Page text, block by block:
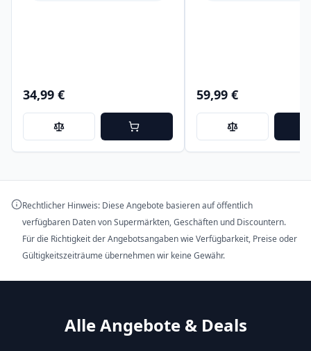
34,99 € 59,99 €
Rechtlicher Hinweis: Diese Angebote basieren auf öffentlich
verfügbaren Daten von Supermärkten, Geschäften und Discountern.
Für die Richtigkeit der Angebotsangaben wie Verfügbarkeit, Preise oder
Gültigkeitszeiträume übernehmen wir keine Gewähr.
Alle Angebote & Deals